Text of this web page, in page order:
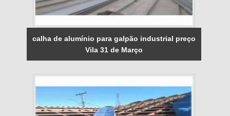
calha de alumínio para galpão industrial preço
Vila 31 de Março